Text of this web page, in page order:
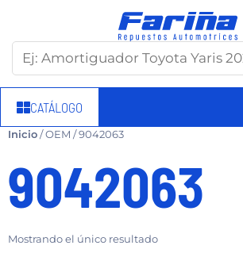
CATÁLOGO
Inicio/ OEM / 9042063
9042063
Mostrando el único resultado